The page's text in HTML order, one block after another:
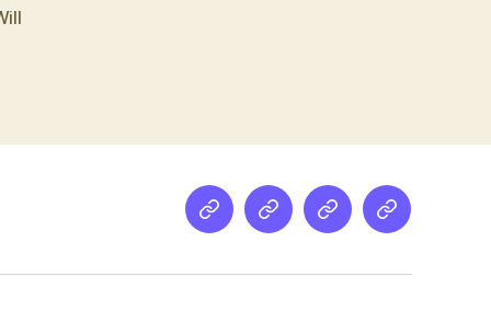
Netz
Medienstreamletter
Podcast